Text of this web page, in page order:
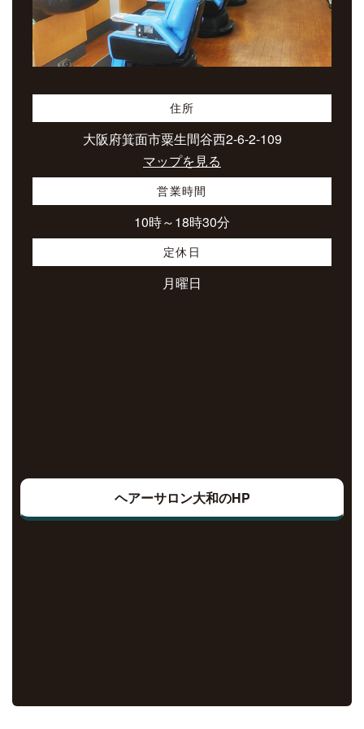
住所
大阪府箕面市粟生間谷西2-6-2-109
マップを見る
営業時間
10時～18時30分
定休日
月曜日
ヘアーサロン大和のHP